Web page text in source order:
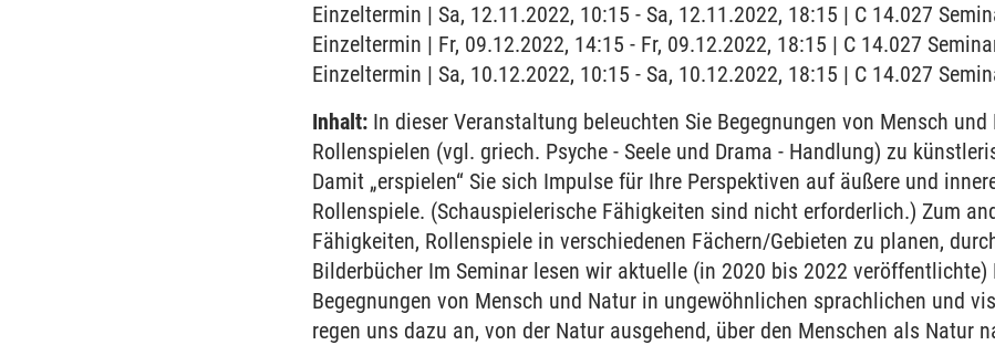
Einzeltermin | Sa, 12.11.2022, 10:15 - Sa, 12.11.2022, 18:15 | C 14.027
Einzeltermin | Fr, 09.12.2022, 14:15 - Fr, 09.12.2022, 18:15 | C 14.027
Einzeltermin | Sa, 10.12.2022, 10:15 - Sa, 10.12.2022, 18:15 | C 14.027
Inhalt: In dieser Veranstaltung beleuchten Sie Begegnungen von Mensch
Rollenspielen (vgl. griech. Psyche - Seele und Drama - Handlung) zu
Damit „erspielen“ Sie sich Impulse für Ihre Perspektiven auf äußere und
Rollenspiele. (Schauspielerische Fähigkeiten sind nicht erforderlich.) Zum
Fähigkeiten, Rollenspiele in verschiedenen Fächern/Gebieten zu planen,
Bilderbücher Im Seminar lesen wir aktuelle (in 2020 bis 2022 veröffentlichte)
Begegnungen von Mensch und Natur in ungewöhnlichen sprachlichen und
regen uns dazu an, von der Natur ausgehend, über den Menschen als Natur